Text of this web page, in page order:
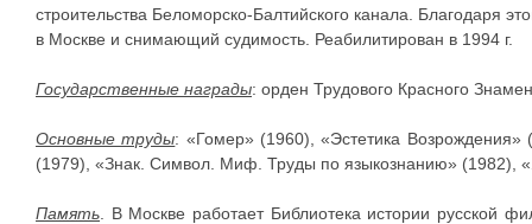
строительства Беломорско-Балтийского канала. Благодаря
в Москве и снимающий судимость. Реабилитирован в 1994 г.
Государственные награды: орден Трудового Красного
Основные труды: «Гомер» (1960), «Эстетика Возрождения»
(1979), «Знак. Символ. Миф. Труды по языкознанию» (1982),
Память . В Москве работает Библиотека истории русской